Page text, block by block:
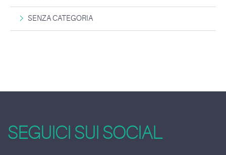
SENZA CATEGORIA
SEGUICI SUI SOCIAL